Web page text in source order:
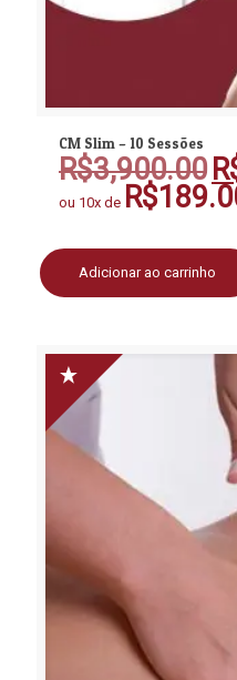
CM Slim – 10 Sessões
R$3,900.00 O
ou 10x de R$
Adicionar ao carrinho